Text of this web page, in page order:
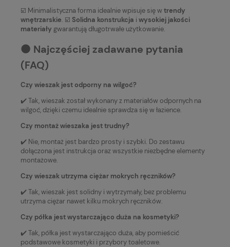
☑️ Minimalistyczna forma idealnie wpisuje się wtrendy
wnętrzarskie. ☑️ Solidna konstrukcja i wysokiej jakości
materiały gwarantują długotrwałe użytkowanie.
⚫️ Najczęściej zadawane pytania
(FAQ)
Czy wieszak jest odporny na wilgoć?
✔️ Tak, wieszak został wykonany z materiałów odpornych na
wilgoć, dzięki czemu idealnie sprawdza się w łazience.
Czy montaż wieszaka jest trudny?
✔️ Nie, montaż jest bardzo prosty i szybki. Do zestawu
dołączona jest instrukcja oraz wszystkie niezbędne elementy
montażowe.
Czy wieszak utrzyma ciężar mokrych ręczników?
✔️ Tak, wieszak jest solidny i wytrzymały, bez problemu
utrzyma ciężar nawet kilku mokrych ręczników.
Czy półka jest wystarczająco duża na kosmetyki?
✔️ Tak, półka jest wystarczająco duża, aby pomieścić
podstawowe kosmetyki i przybory toaletowe.